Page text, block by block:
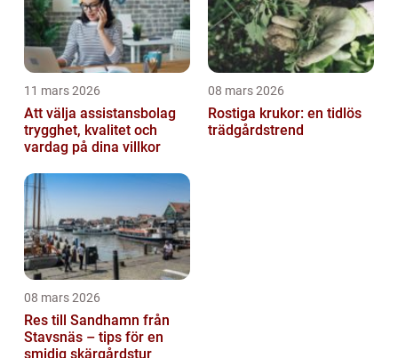
11 mars 2026
Att välja assistansbolag
trygghet, kvalitet och
vardag på dina villkor
08 mars 2026
Rostiga krukor: en tidlös
trädgårdstrend
08 mars 2026
Res till Sandhamn från
Stavsnäs – tips för en
smidig skärgårdstur